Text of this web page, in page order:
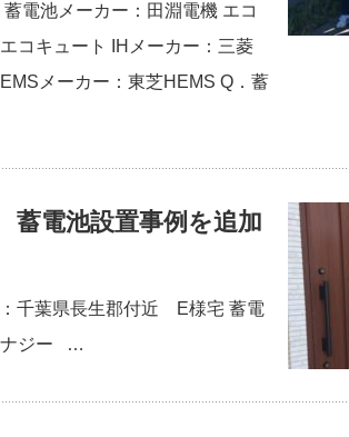
電池メーカー：田淵電機 エコ
コキュート IHメーカー：三菱
メーカー：東芝HEMS Q．蓄
電池設置事例を追加
千葉県長生郡付近 E様宅 蓄電
ナジー …